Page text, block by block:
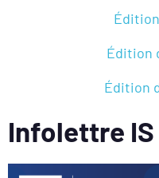
Édition
Édition
Infolettre IS